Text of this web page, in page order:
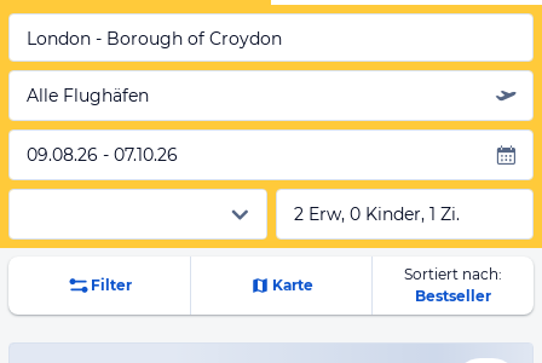
London - Borough of Croydon
Alle Flughäfen
09.08.26 - 07.10.26
2 Erw, 0 Kinder, 1 Zi.
Filter Karte
Sortiert nach:
Bestseller